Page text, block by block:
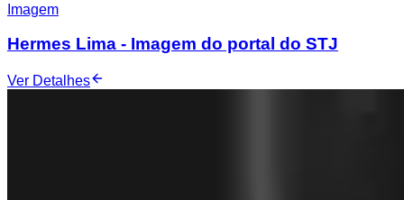
Imagem
Hermes Lima - Imagem do portal do STJ
Ver Detalhes